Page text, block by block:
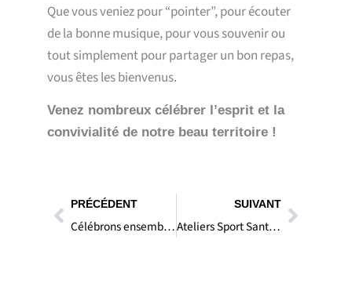
Que vous veniez pour “pointer”, pour écouter
de la bonne musique, pour vous souvenir ou
tout simplement pour partager un bon repas,
vous êtes les bienvenus.
Venez nombreux célébrer l’esprit et la
convivialité de notre beau territoire !
Précédent
PRÉCÉDENT
Célébrons ensemble le 14 Juillet à Colomars !
SUIVANT
Ateliers Sport Santé Bien-Être – Programme Été 2026